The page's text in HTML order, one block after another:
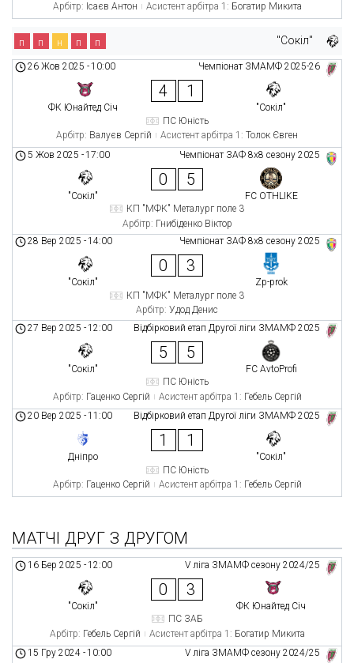
Арбітр: Ісаєв Антон Асистент арбітра 1: Богатир Микита
"Сокіл"
п п н п п
Чемпіонат ЗМАМФ 2025-26
26 Жов 2025 -10:00
ФК Юнайтед Січ
4 1
"Сокіл"
ПС Юність
Арбітр: Валуєв Сергій Асистент арбітра 1: Толок Євген
Чемпіонат ЗАФ 8x8 сезону 2025
5 Жов 2025 -17:00
"Сокіл"
0 5
FC OTHLIKE
КП "МФК" Металург поле 3
Арбітр: Гнибіденко Віктор
Чемпіонат ЗАФ 8x8 сезону 2025
28 Вер 2025 -14:00
"Сокіл"
0 3
Zp-prok
КП "МФК" Металург поле 3
Арбітр: Удод Денис
Відбірковий етап Другої ліги ЗМАМФ 2025
27 Вер 2025 -12:00
"Сокіл"
5 5
FC AvtoProfi
ПС Юність
Арбітр: Гаценко Сергій Асистент арбітра 1: Гебель Сергій
Відбірковий етап Другої ліги ЗМАМФ 2025
20 Вер 2025 -11:00
Дніпро
1 1
"Сокіл"
ПС Юність
Арбітр: Гаценко Сергій Асистент арбітра 1: Гебель Сергій
МАТЧІ ДРУГ З ДРУГОМ
V ліга ЗМАМФ сезону 2024/25
16 Бер 2025 -12:00
"Сокіл"
0 3
ФК Юнайтед Січ
ПС ЗАБ
Арбітр: Гебель Сергій Асистент арбітра 1: Богатир Микита
V ліга ЗМАМФ сезону 2024/25
15 Гру 2024 -10:00